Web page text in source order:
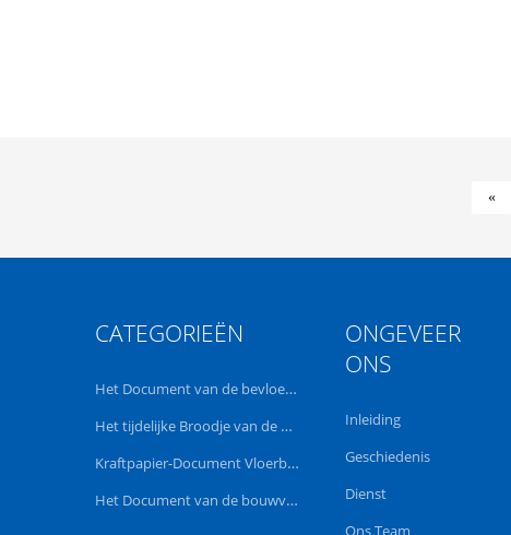
«
CATEGORIEËN
Het Document van de bevloeringsbescherming
Het tijdelijke Broodje van de Vloerbescherming
Kraftpapier-Document Vloerbescherming
Het Document van de bouwvloerbedekking
ONGEVEER
ONS
Inleiding
Geschiedenis
Dienst
Ons Team